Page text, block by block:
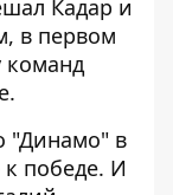
Кадар и
в первом
команд
"Динамо" в
победе. И